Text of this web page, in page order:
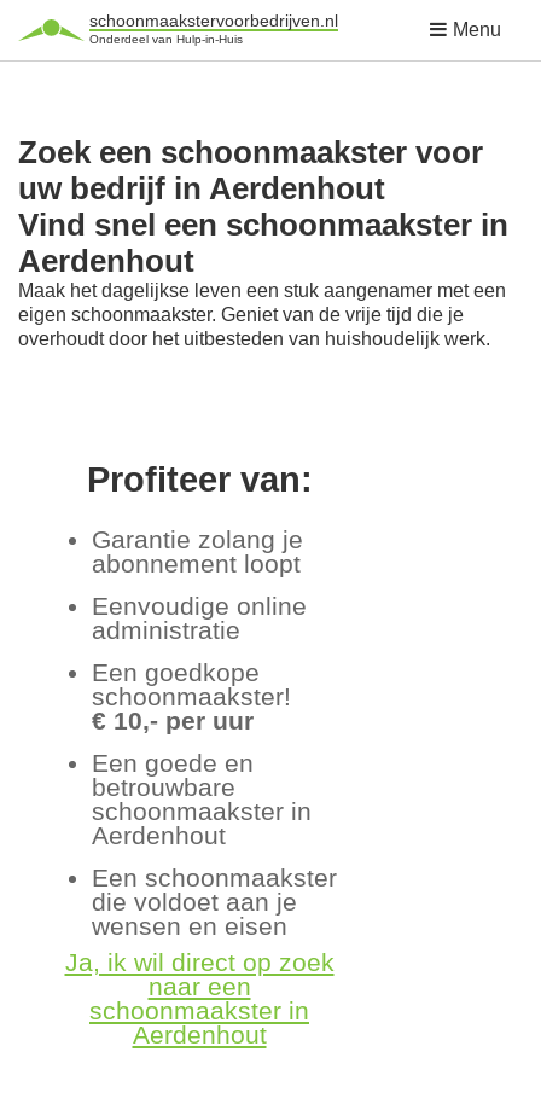
schoonmaakstervoorbedrijven.nl
Onderdeel van Hulp-in-Huis Menu
Zoek een schoonmaakster voor
uw bedrijf in Aerdenhout
Vind snel een schoonmaakster in
Aerdenhout
Maak het dagelijkse leven een stuk aangenamer met een
eigen schoonmaakster. Geniet van de vrije tijd die je
overhoudt door het uitbesteden van huishoudelijk werk.
Profiteer van:
Garantie zolang je
abonnement loopt
Eenvoudige online
administratie
Een goedkope
schoonmaakster!
€ 10,- per uur
Een goede en
betrouwbare
schoonmaakster in
Aerdenhout
Een schoonmaakster
die voldoet aan je
wensen en eisen
Ja, ik wil direct op zoek
naar een
schoonmaakster in
Aerdenhout